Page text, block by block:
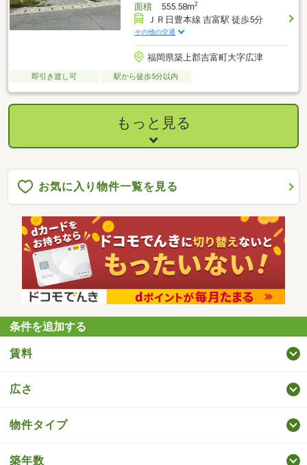
面積555.58m2
ＪＲ日豊本線 吉富駅 徒歩5分
その他の交通
福岡県築上郡吉富町大字広津
即引き渡し可 駅から徒歩5分以内
もっと見る
お気に入り物件一覧を見る
条件を追加する
賃料
広さ
物件タイプ
築年数